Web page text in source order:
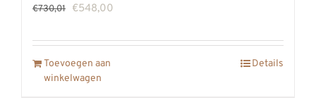
€730,01
Oorspronkelijke
was:
€730,01.
€548,00
is:
Toevoegen aan
winkelwagen
Details